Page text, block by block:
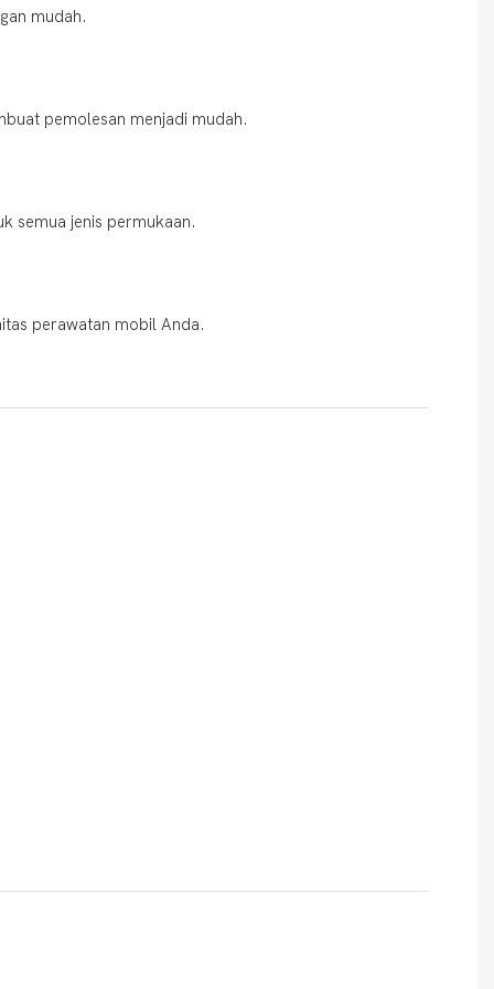
mudah.
pemolesan menjadi mudah.
semua jenis permukaan.
perawatan mobil Anda.